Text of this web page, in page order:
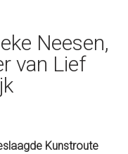
Neesen,
van Lief
Kunstroute